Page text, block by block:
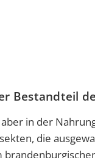
Bestandteil
in der
die